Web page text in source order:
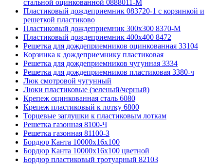
стальной оцинкованной 0888011-М
Пластиковый дождеприемник 083720-1 c корзинкой и
решеткой пластиково
Пластиковый дождеприемник 300x300 8370-М
Пластиковый дождеприемник 400x400 8472
Решетка для дождеприемников оцинкованная 33104
Корзинка к дождеприемнику пластиковая
Решетка для дождеприемников чугунная 3334
Решетка для дождеприемников пластиковая 3380-ч
Люк смотровой чугунный
Люки пластиковые (зеленый/черный)
Крепеж оцинкованная сталь 6080
Крепеж пластиковый к лотку 6800
Торцевые заглушки к пластиковым лоткам
Решетка газонная 8100-Ч
Решетка газонная 81100-З
Бордюр Канта 10000x16x100
Бордюр Канта 10000x16x100 цветной
Бордюр пластиковый тротуарный 82103